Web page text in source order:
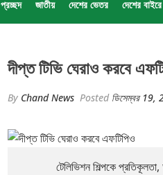
প্রচ্ছদ জাতীয় দেশের ভেতর দেশের বাইরে
দীপ্ত টিভি ঘেরাও করবে
By Chand News Posted ডিসেম্বর 19,
টেলিভিশন শিল্পকে